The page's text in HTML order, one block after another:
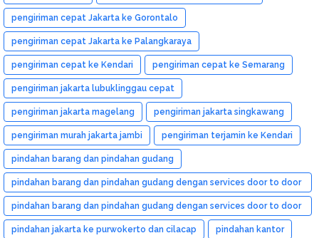
pengiriman cepat Jakarta ke Gorontalo
pengiriman cepat Jakarta ke Palangkaraya
pengiriman cepat ke Kendari pengiriman cepat ke Semarang
pengiriman jakarta lubuklinggau cepat
pengiriman jakarta magelang pengiriman jakarta singkawang
pengiriman murah jakarta jambi pengiriman terjamin ke Kendari
pindahan barang dan pindahan gudang
pindahan barang dan pindahan gudang dengan services door to door
dan murah
pindahan barang dan pindahan gudang dengan services door to door
dan murah medan
pindahan jakarta ke purwokerto dan cilacap pindahan kantor